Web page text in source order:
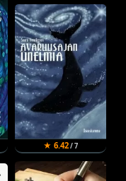
★ 6.42/ 7